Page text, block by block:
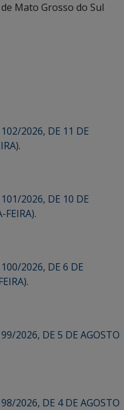
Mato Grosso do Sul
2026, DE 11 DE
2026, DE 10 DE
FEIRA).
2026, DE 6 DE
2026, DE 5 DE AGOSTO
2026, DE 4 DE AGOSTO